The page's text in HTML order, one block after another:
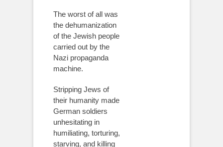
The worst of all was
the dehumanization
of the Jewish people
carried out by the
Nazi propaganda
machine.
Stripping Jews of
their humanity made
German soldiers
unhesitating in
humiliating, torturing,
starving, and killing